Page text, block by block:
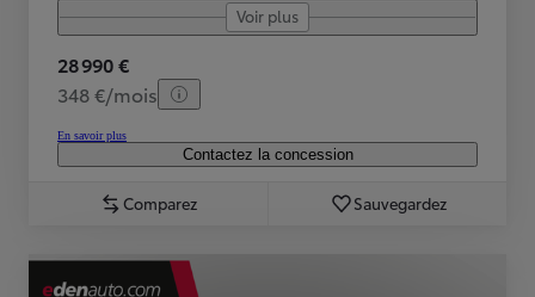
Voir plus
28 990 €
348 €/mois
En savoir plus
Contactez la concession
Comparez Sauvegardez